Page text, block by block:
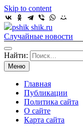
Skip to content
pshik shik.ru
Случайные новости
Найти:
Меню
Главная
Публикации
Политика сайта
О сайте
Карта сайта